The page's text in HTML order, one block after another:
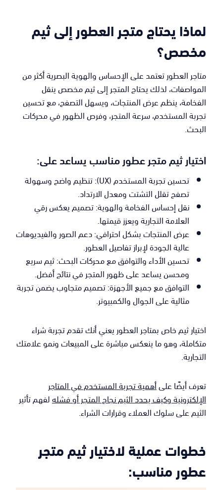
لماذا يحتاج متجر العطور إلى ثيم
مخصص؟
متاجر العطور تعتمد على الإحساس والهوية البصرية أكثر من
المواصفات، لذلك يحتاج المتجر إلى ثيم مخصص ينقل
الفخامة، ينظم عرض المنتجات، ويسهل التصفح، مع تحسين
تجربة المستخدم، سرعة المتجر، وفرص الظهور في محركات
البحث.
اختيار ثيم متجر عطور مناسب يساعد على:
تحسين تجربة المستخدم (UX): تنظيم واضح وسهولة
تصفح تقلل التشتت ومعدل الارتداد.
نقل إحساس الفخامة والهوية: تصميم يعكس رقي
العلامة التجارية ويعزز قيمتها.
عرض المنتجات بشكل احترافي: دعم الصور والفيديوهات
عالية الجودة لإبراز تفاصيل العطور.
تحسين الأداء والتوافق مع محركات البحث: ثيم سريع
ومحسن يساعد على ظهور المتجر في نتائج أفضل.
التوافق مع جميع الأجهزة: تصميم متجاوب يضمن تجربة
مثالية على الجوال والكمبيوتر.
اختيار ثيم خاص بمتاجر العطور يعني أنك تقدم تجربة شراء
متكاملة، وهو ما ينعكس مباشرة على المبيعات ونمو علامتك
التجارية.
تعرف أيضًا علىأهمية تجربة المستخدم في المتاجر
الإلكترونية وكيف يحدد الثيم نجاح المتجر أو فشلهلفهم تأثير
الثيم على سلوك العملاء وقرارات الشراء.
خطوات عملية لاختيار ثيم متجر
عطور مناسب: